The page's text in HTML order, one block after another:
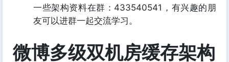
一些架构资料在群：433540541，有兴趣的朋
友可以进群一起交流学习。
微博多级双机房缓存架构